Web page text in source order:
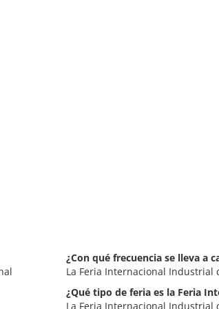
¿Con qué frecuencia se lleva a
La Feria Internacional Industrial
¿Qué tipo de feria es la Feria
La Feria Internacional Industrial